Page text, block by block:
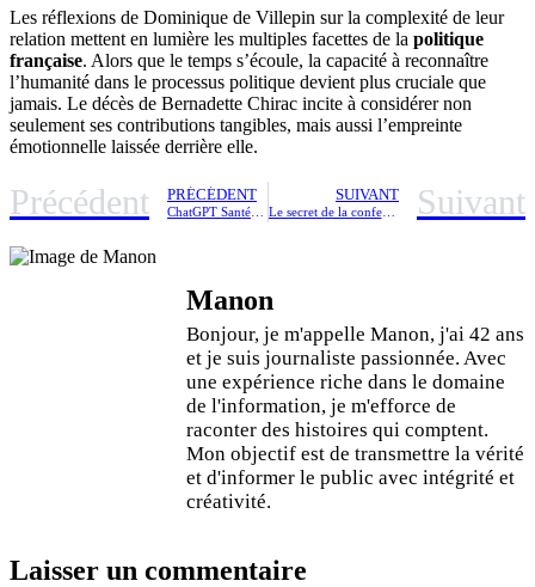
Les réflexions de Dominique de Villepin sur la complexité de leur
relation mettent en lumière les multiples facettes de la politique
française. Alors que le temps s’écoule, la capacité à reconnaître
l’humanité dans le processus politique devient plus cruciale que
jamais. Le décès de Bernadette Chirac incite à considérer non
seulement ses contributions tangibles, mais aussi l’empreinte
émotionnelle laissée derrière elle.
Précédent PRÉCÉDENT SUIVANT
Le secret de la confession : plongée au cœur d’une règle catholique qui façonne la vie des Français depuis des siècles Suivant
Manon
Bonjour, je m'appelle Manon, j'ai 42 ans
et je suis journaliste passionnée. Avec
une expérience riche dans le domaine
de l'information, je m'efforce de
raconter des histoires qui comptent.
Mon objectif est de transmettre la vérité
et d'informer le public avec intégrité et
créativité.
Laisser un commentaire